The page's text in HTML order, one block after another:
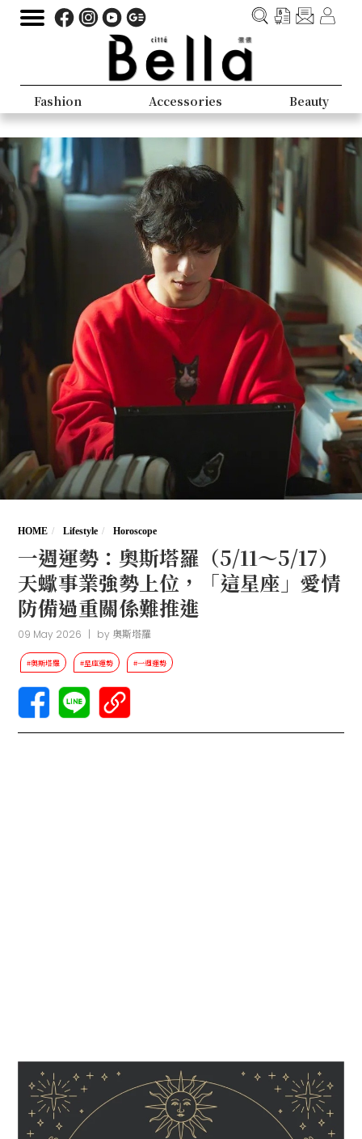
Fashion Accessories Beauty
HOME Lifestyle Horoscope
一週運勢：奧斯塔羅（5/11～5/17）
天蠍事業強勢上位，「這星座」愛情
防備過重關係難推進
09 May 2026 | by 奧斯塔羅
#奧斯塔羅 #星座運勢 #一週運勢